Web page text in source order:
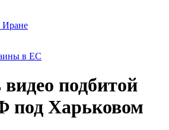
Иране
в ЕС
подбитой
под Харьковом